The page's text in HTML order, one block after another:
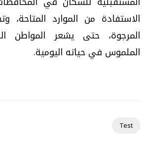
الاستفادة من الموارد المتاحة،
المرجوة، حتى يشعر المواطن
الملموس في حياته اليومية.
Test